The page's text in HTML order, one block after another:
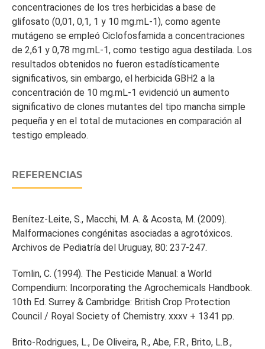
concentraciones de los tres herbicidas a base de
glifosato (0,01, 0,1, 1 y 10 mg.mL-1), como agente
mutágeno se empleó Ciclofosfamida a concentraciones
de 2,61 y 0,78 mg.mL-1, como testigo agua destilada. Los
resultados obtenidos no fueron estadísticamente
significativos, sin embargo, el herbicida GBH2 a la
concentración de 10 mg.mL-1 evidenció un aumento
significativo de clones mutantes del tipo mancha simple
pequeña y en el total de mutaciones en comparación al
testigo empleado.
REFERENCIAS
Benítez-Leite, S., Macchi, M. A. & Acosta, M. (2009).
Malformaciones congénitas asociadas a agrotóxicos.
Archivos de Pediatría del Uruguay, 80: 237-247.
Tomlin, C. (1994). The Pesticide Manual: a World
Compendium: Incorporating the Agrochemicals Handbook.
10th Ed. Surrey & Cambridge: British Crop Protection
Council / Royal Society of Chemistry. xxxv + 1341 pp.
Brito-Rodrigues, L., De Oliveira, R., Abe, F.R., Brito, L.B.,